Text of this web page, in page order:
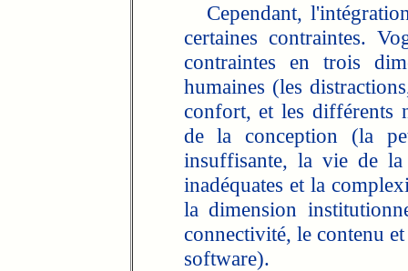
Cependant,
certaines contraintes.
contraintes en trois
humaines (les
confort, et les différents
de la conception (la
insuffisante, la vie de la
inadéquates et la
la dimension
connectivité, le contenu
software).